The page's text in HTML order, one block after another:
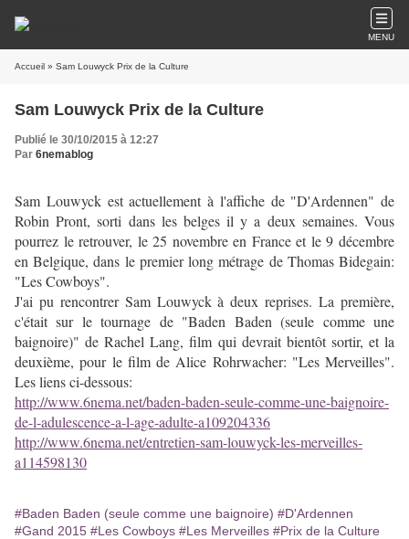
MENU
Accueil » Sam Louwyck Prix de la Culture
Sam Louwyck Prix de la Culture
Publié le 30/10/2015 à 12:27
Par 6nemablog
Sam Louwyck est actuellement à l'affiche de "D'Ardennen" de
Robin Pront, sorti dans les belges il y a deux semaines. Vous
pourrez le retrouver, le 25 novembre en France et le 9 décembre
en Belgique, dans le premier long métrage de Thomas Bidegain:
"Les Cowboys".
J'ai pu rencontrer Sam Louwyck à deux reprises. La première,
c'était sur le tournage de "Baden Baden (seule comme une
baignoire)" de Rachel Lang, film qui devrait bientôt sortir, et la
deuxième, pour le film de Alice Rohrwacher: "Les Merveilles".
Les liens ci-dessous:
http://www.6nema.net/baden-baden-seule-comme-une-baignoire-
de-l-adulescence-a-l-age-adulte-a109204336
http://www.6nema.net/entretien-sam-louwyck-les-merveilles-
a114598130
#Baden Baden (seule comme une baignoire) #D'Ardennen
#Gand 2015 #Les Cowboys #Les Merveilles #Prix de la Culture